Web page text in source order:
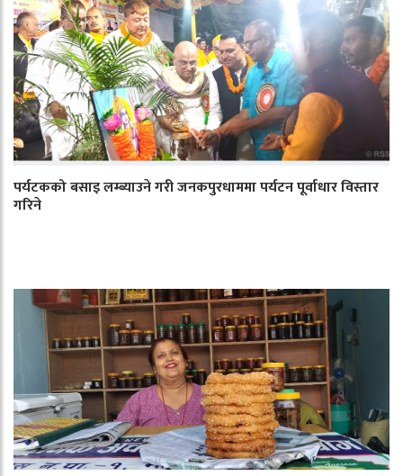
पर्यटकको बसाइ लम्ब्याउने गरी जनकपुरधाममा पर्यटन पूर्वाधार विस्तार
गरिने